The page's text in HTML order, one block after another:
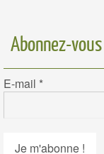
Abonnez-
E-mail *